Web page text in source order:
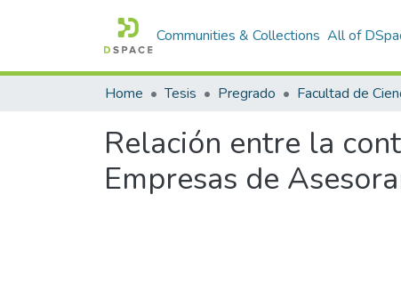
Communities & Collections All of
Home Tesis Pregrado
Relación entre la
Empresas de